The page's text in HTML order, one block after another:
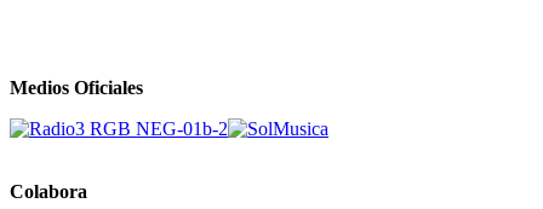
Medios Oficiales
Colabora